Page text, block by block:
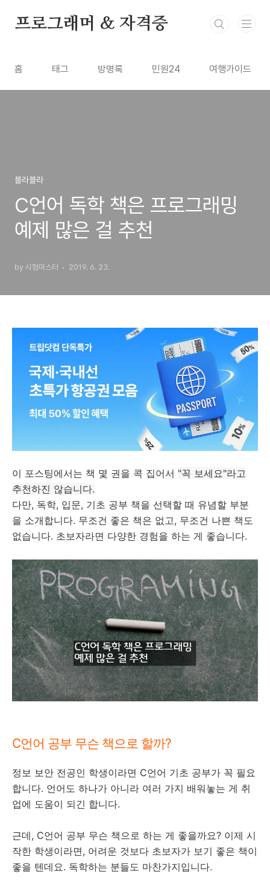
프로그래머 & 자격증
홈 태그 방명록 민원24 여행가이드
블라블라
C언어 독학 책은 프로그래밍
예제 많은 걸 추천
by 시험마스터 2019. 6. 23.
이 포스팅에서는 책 몇 권을 콕 집어서 "꼭 보세요"라고
추천하진 않습니다.
다만, 독학, 입문, 기초 공부 책을 선택할 때 유념할 부분
을 소개합니다. 무조건 좋은 책은 없고, 무조건 나쁜 책도
없습니다. 초보자라면 다양한 경험을 하는 게 좋습니다.
C언어 공부 무슨 책으로 할까?
정보 보안 전공인 학생이라면 C언어 기초 공부가 꼭 필요
합니다. 언어도 하나가 아니라 여러 가지 배워놓는 게 취
업에 도움이 되긴 합니다.
근데, C언어 공부 무슨 책으로 하는 게 좋을까요? 이제 시
작한 학생이라면, 어려운 것보다 초보자가 보기 좋은 책이
좋을 텐데요. 독학하는 분들도 마찬가지입니다.